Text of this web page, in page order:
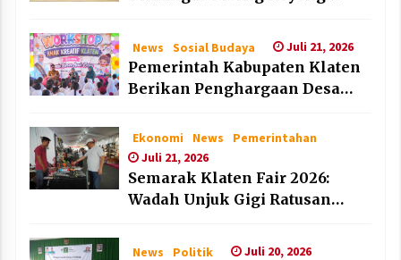
News Sosial Budaya Juli 21, 2026
Pemerintah Kabupaten Klaten
Berikan Penghargaan Desa
HAN 2026
Ekonomi News
Pemerintahan
Juli 21, 2026
Semarak Klaten Fair 2026:
Wadah Unjuk Gigi Ratusan
News Politik Juli 20, 2026